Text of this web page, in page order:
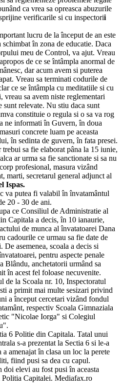
ca vrea sa opreasca abuzurile
verificarile si cu inspectorii
lucru de la început de an este
în zona de educatie. Daca
meu de Control, va ajut. Vreau
de ce se întâmpla anormal de
dar acum avem si puterea
Vreau sa terminati codurile de
ce se întâmpla cu meditatiile si cu
vreau sa avem niste reglementari
sunt relevate. Nu stiu daca sunt
constituie o regula si o sa va rog
ne informati în Guvern, în doua
concrete luam pe aceasta
în sedinta de guvern, în fata presei.
sa fie elaborat pâna la 15 iunie,
ar urma sa fie sanctionate si sa nu
profesional, masura vizând
marti, secretarul general adjunct al
Ispas.
va putea fi valabil în învatamântul
20 - 30 de ani.
ce Consiliul de Administratie al
Capitala a decis, în 10 ianaurie,
de munca al învatatoarei Dana
cadourile ce urmau sa fie date de
asemenea, scoala a decis si
pentru aspecte penale
Blându, anchetatorii urmând sa
în acest fel foloase necuvenite.
de la Scoala nr. 10, Inspectoratul
a primit mai multe sesizari privind
a început cercetari vizând fondul
respectiv Scoala Gimnaziala
"Nicolae Iorga" si Colegiul
6 Politie din Capitala. Tatal unui
s-a prezentat la Sectia 6 si le-a
amenajat în clasa un loc la perete
fiind pusi sa dea cu capul.
elevi au fost pusi în aceasta
Capitalei. Mediafax.ro